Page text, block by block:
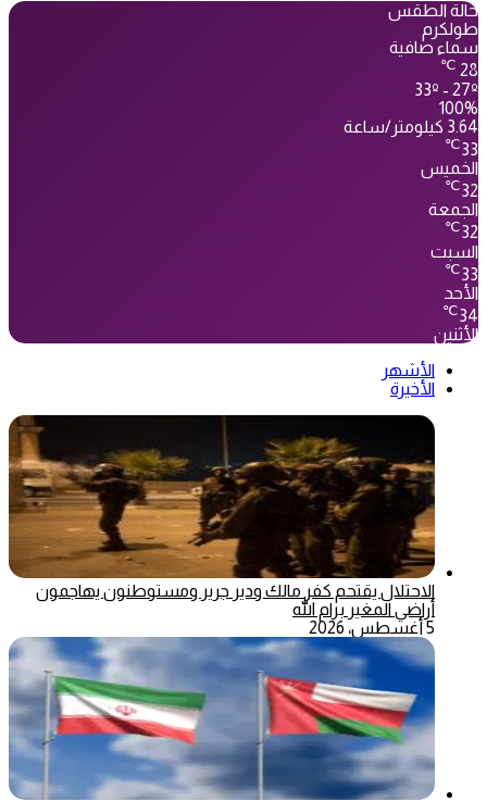
حالة الطقس
طولكرم
سماء صافية
28
℃
33º - 27º
100%
3.64 كيلومتر/ساعة
33
℃
الخميس
32
℃
الجمعة
32
℃
السبت
33
℃
الأحد
34
℃
الأثنين
الأشهر
الأخيرة
الاحتلال يقتحم كفر مالك ودير جرير ومستوطنون يهاجمون
أراضي المغير برام الله
5 أغسطس، 2026